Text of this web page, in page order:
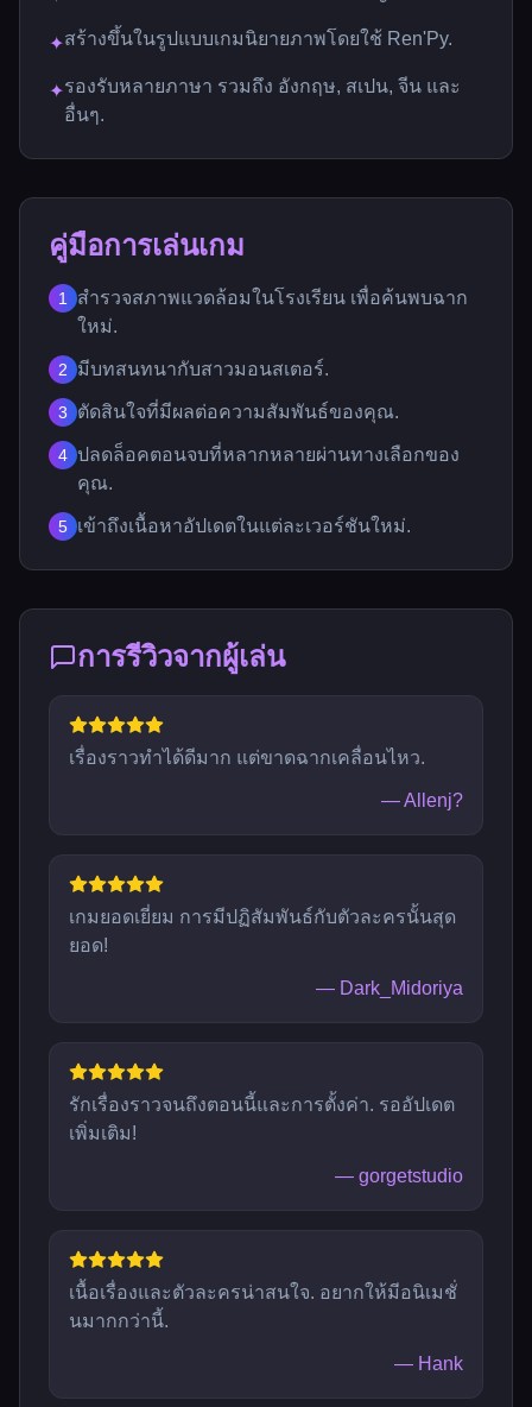
✦สร้างขึ้นในรูปแบบเกมนิยายภาพโดยใช้ Ren'Py.
✦รองรับหลายภาษา รวมถึง อังกฤษ, สเปน, จีน และ
อื่นๆ.
คู่มือการเล่นเกม
1
สำรวจสภาพแวดล้อมในโรงเรียน เพื่อค้นพบฉาก
ใหม่.
2 มีบทสนทนากับสาวมอนสเตอร์.
3 ตัดสินใจที่มีผลต่อความสัมพันธ์ของคุณ.
4 ปลดล็อคตอนจบที่หลากหลายผ่านทางเลือกของ
คุณ.
5 เข้าถึงเนื้อหาอัปเดตในแต่ละเวอร์ชันใหม่.
การรีวิวจากผู้เล่น
เรื่องราวทำได้ดีมาก แต่ขาดฉากเคลื่อนไหว.
—Allenj?
เกมยอดเยี่ยม การมีปฏิสัมพันธ์กับตัวละครนั้นสุด
ยอด!
— Dark_Midoriya
รักเรื่องราวจนถึงตอนนี้และการตั้งค่า. รออัปเดต
เพิ่มเติม!
— gorgetstudio
เนื้อเรื่องและตัวละครน่าสนใจ. อยากให้มีอนิเมชั่
นมากกว่านี้.
— Hank